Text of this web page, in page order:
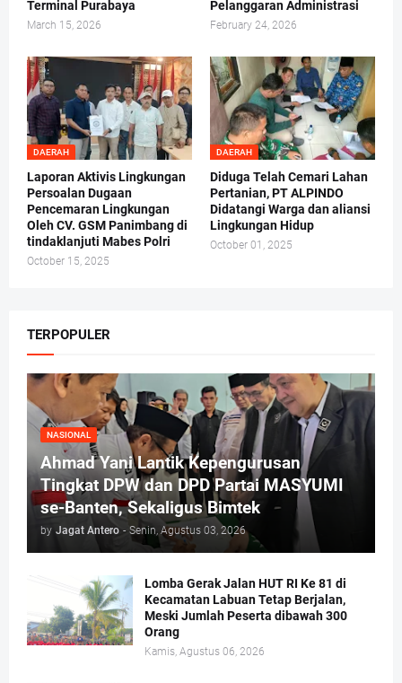
Terminal Purabaya
March 15, 2026
Pelanggaran Administrasi
February 24, 2026
DAERAH
Laporan Aktivis Lingkungan
Persoalan Dugaan
Pencemaran Lingkungan
Oleh CV. GSM Panimbang di
tindaklanjuti Mabes Polri
October 15, 2025
DAERAH
Diduga Telah Cemari Lahan
Pertanian, PT ALPINDO
Didatangi Warga dan aliansi
Lingkungan Hidup
October 01, 2025
TERPOPULER
NASIONAL
Ahmad Yani Lantik Kepengurusan
Tingkat DPW dan DPD Partai MASYUMI
se-Banten, Sekaligus Bimtek
by Jagat Antero - Senin, Agustus 03, 2026
Lomba Gerak Jalan HUT RI Ke 81 di
Kecamatan Labuan Tetap Berjalan,
Meski Jumlah Peserta dibawah 300
Orang
Kamis, Agustus 06, 2026